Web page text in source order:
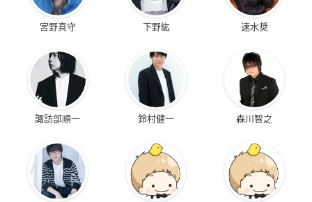
宮野真守 下野紘 速水奨
諏訪部順一 鈴村健一 森川智之